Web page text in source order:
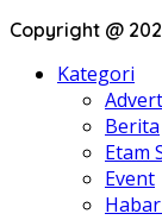
Copyright @
Kategori
Berita
Etam
Event